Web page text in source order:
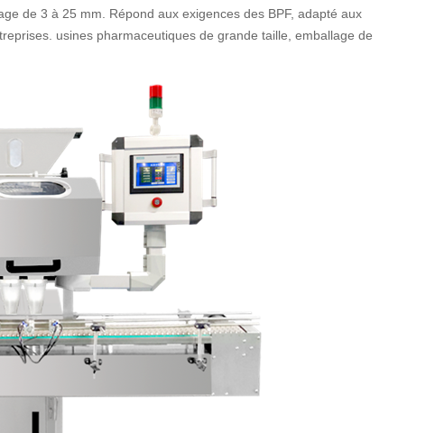
de 3 à 25 mm. Répond aux exigences des BPF, adapté aux
usines pharmaceutiques de grande taille, emballage de